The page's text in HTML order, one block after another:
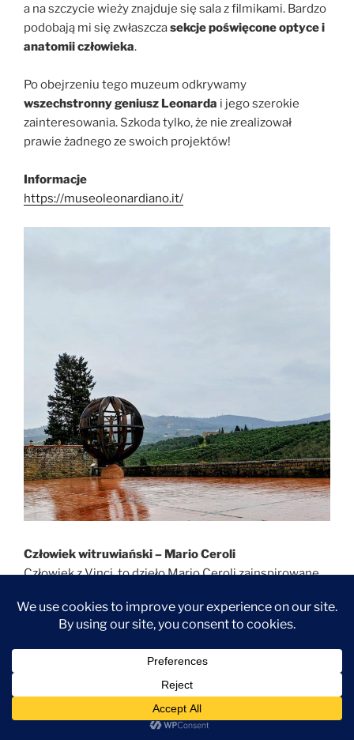
a na szczycie wieży znajduje się sala z filmikami. Bardzo
podobają mi się zwłaszczasekcje poświęcone optyce i
anatomii człowieka.
Po obejrzeniu tego muzeum odkrywamy
wszechstronny geniusz Leonarda i jego szerokie
zainteresowania. Szkoda tylko, że nie zrealizował
prawie żadnego ze swoich projektów!
Informacje
https://museoleonardiano.it/
Człowiek witruwiański – Mario Ceroli
Człowiek z Vinci, to dzieło Mario Ceroli zainspirowane
wykonał rysunek wpisując idealne proporcje ludzkie w
kwadrat i okrąg.
Rzeźba została podarowana miastu Vinci w 1987 roku i
znajduje się na placu, pięknie wpisując się w widok na
okolice. Jest to reprodukcja dzieła wykonanego
dwadzieścia lat wcześniej, zatytułowanego
(Nierównowaga).Artysta stworzył bowiem wersję